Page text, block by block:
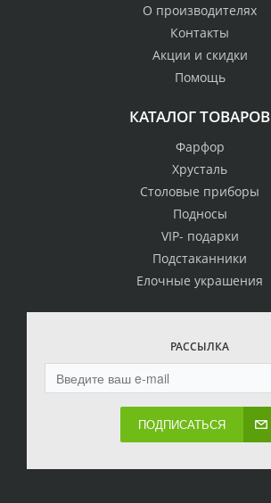
О производителях
Контакты
Акции и скидки
Помощь
КАТАЛОГ ТОВАРОВ
Фарфор
Хрусталь
Столовые приборы
Подносы
VIP- подарки
Подстаканники
Елочные украшения
РАССЫЛКА
ПОДПИСАТЬСЯ